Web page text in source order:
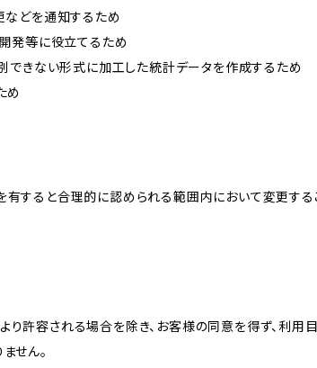
などを通知するため
開発等に役立てるため
別できない形式に加工した統計データを作成するため
め
有すると合理的に認められる範囲内において変更す
り許容される場合を除き、お客様の同意を得ず、利
せん。